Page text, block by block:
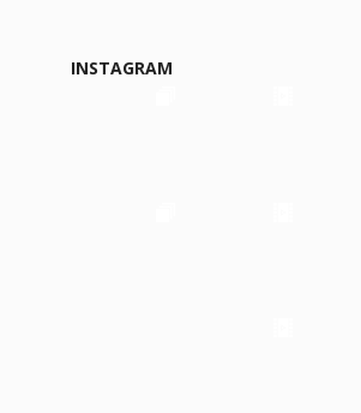
INSTAGRAM